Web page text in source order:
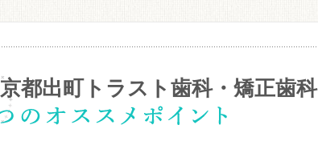
京都出町トラスト歯科・矯正歯科